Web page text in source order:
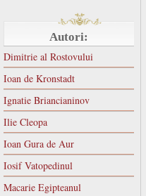
Autori:
Dimitrie al Rostovului
Ioan de Kronstadt
Ignatie Briancianinov
Ilie Cleopa
Ioan Gura de Aur
Iosif Vatopedinul
Macarie Egipteanul